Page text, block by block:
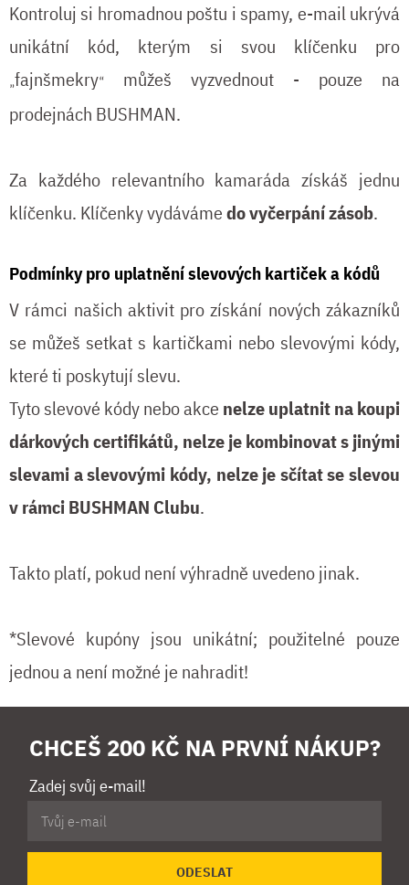
Kontroluj si hromadnou poštu i spamy, e-mail ukrývá
unikátní kód, kterým si svou klíčenku pro
„fajnšmekry“
můžeš vyzvednout - pouze na
prodejnách BUSHMAN.
Za každého relevantního kamaráda získáš jednu
klíčenku. Klíčenky vydávámedo vyčerpání zásob.
Podmínky pro uplatnění slevových kartiček a kódů
V rámci našich aktivit pro získání nových zákazníků
se můžeš setkat s kartičkami nebo slevovými kódy,
které ti poskytují slevu.
Tyto slevové kódy nebo akce nelze uplatnit na koupi
dárkových certifikátů, nelze je kombinovat s jinými
slevami a slevovými kódy, nelze je sčítat se slevou
v rámci BUSHMAN Clubu.
Takto platí, pokud není výhradně uvedeno jinak.
*Slevové kupóny jsou unikátní; použitelné pouze
jednou a není možné je nahradit!
CHCEŠ 200 KČ NA PRVNÍ NÁKUP?
Zadej svůj e-mail!
ODESLAT